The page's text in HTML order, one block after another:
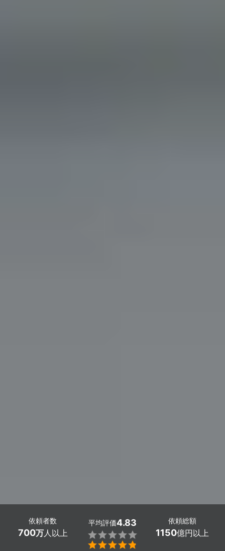
依頼者数
700万人以上
平均評価4.83


依頼総額
1150億円以上